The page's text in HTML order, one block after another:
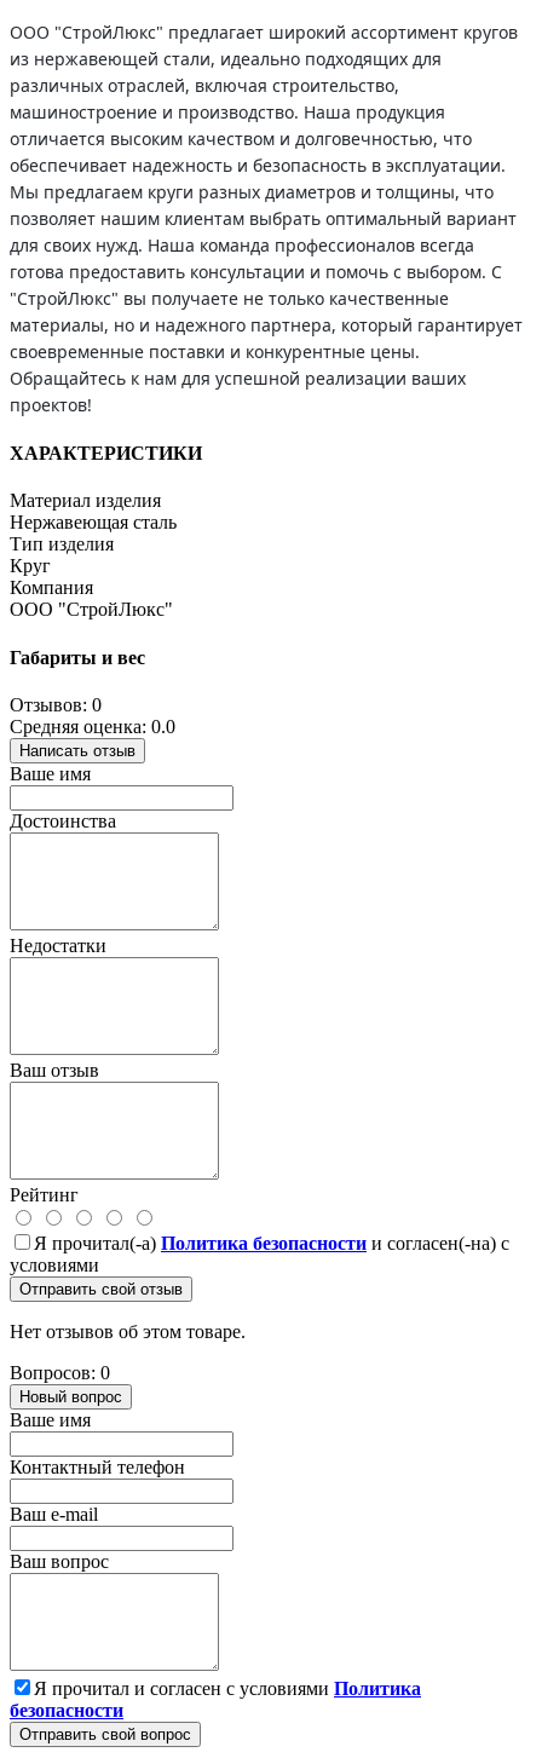
ООО "СтройЛюкс" предлагает широкий ассортимент кругов
из нержавеющей стали, идеально подходящих для
различных отраслей, включая строительство,
машиностроение и производство. Наша продукция
отличается высоким качеством и долговечностью, что
обеспечивает надежность и безопасность в эксплуатации.
Мы предлагаем круги разных диаметров и толщины, что
позволяет нашим клиентам выбрать оптимальный вариант
для своих нужд. Наша команда профессионалов всегда
готова предоставить консультации и помочь с выбором. С
"СтройЛюкс" вы получаете не только качественные
материалы, но и надежного партнера, который гарантирует
своевременные поставки и конкурентные цены.
Обращайтесь к нам для успешной реализации ваших
проектов!
ХАРАКТЕРИСТИКИ
Материал изделия
Нержавеющая сталь
Тип изделия
Круг
Компания
ООО "СтройЛюкс"
Габариты и вес
Отзывов: 0
Средняя оценка: 0.0
Написать отзыв
Ваше имя
Достоинства
Недостатки
Ваш отзыв
Рейтинг
Я прочитал(-а) Политика безопасности и согласен(-на) с
условиями
Отправить свой отзыв
Нет отзывов об этом товаре.
Вопросов: 0
Новый вопрос
Ваше имя
Контактный телефон
Ваш e-mail
Ваш вопрос
Я прочитал и согласен с условиями Политика
безопасности
Отправить свой вопрос